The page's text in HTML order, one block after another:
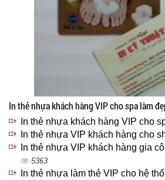
In thẻ nhựa khách hàng VIP cho spa làm
In thẻ nhựa khách hàng VIP cho
In thẻ nhựa VIP khách hàng cho
In thẻ nhựa VIP khách hàng gia
5363
In thẻ nhựa làm thẻ VIP cho hệ